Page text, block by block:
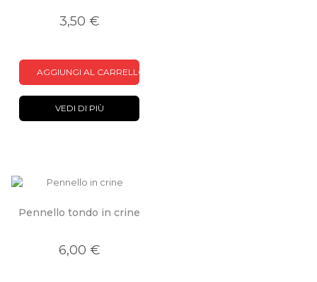
3,50 €
AGGIUNGI AL CARRELLO
VEDI DI PIÙ
Pennello tondo in crine
6,00 €